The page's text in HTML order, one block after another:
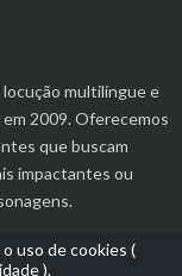
uso de cookies (
).
multilíngue e
2009. Oferecemos
que buscam
impactantes ou